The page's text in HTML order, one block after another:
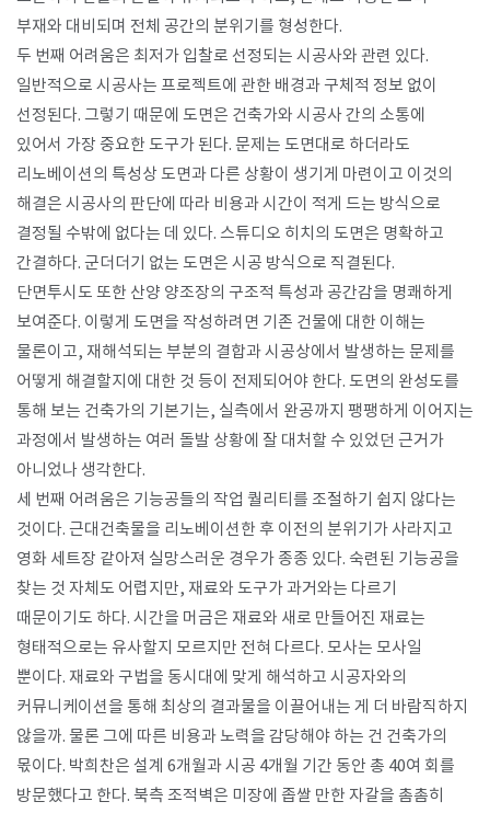
부재와 대비되며 전체 공간의 분위기를 형성한다.
두 번째 어려움은 최저가 입찰로 선정되는 시공사와 관련 있다.
일반적으로 시공사는 프로젝트에 관한 배경과 구체적 정보 없이
선정된다. 그렇기 때문에 도면은 건축가와 시공사 간의 소통에
있어서 가장 중요한 도구가 된다. 문제는 도면대로 하더라도
리노베이션의 특성상 도면과 다른 상황이 생기게 마련이고 이것의
해결은 시공사의 판단에 따라 비용과 시간이 적게 드는 방식으로
결정될 수밖에 없다는 데 있다. 스튜디오 히치의 도면은 명확하고
간결하다. 군더더기 없는 도면은 시공 방식으로 직결된다.
단면투시도 또한 산양 양조장의 구조적 특성과 공간감을 명쾌하게
보여준다. 이렇게 도면을 작성하려면 기존 건물에 대한 이해는
물론이고, 재해석되는 부분의 결합과 시공상에서 발생하는 문제를
어떻게 해결할지에 대한 것 등이 전제되어야 한다. 도면의 완성도를
통해 보는 건축가의 기본기는, 실측에서 완공까지 팽팽하게 이어지는
과정에서 발생하는 여러 돌발 상황에 잘 대처할 수 있었던 근거가
아니었나 생각한다.
세 번째 어려움은 기능공들의 작업 퀄리티를 조절하기 쉽지 않다는
것이다. 근대건축물을 리노베이션한 후 이전의 분위기가 사라지고
영화 세트장 같아져 실망스러운 경우가 종종 있다. 숙련된 기능공을
찾는 것 자체도 어렵지만, 재료와 도구가 과거와는 다르기
때문이기도 하다. 시간을 머금은 재료와 새로 만들어진 재료는
형태적으로는 유사할지 모르지만 전혀 다르다. 모사는 모사일
뿐이다. 재료와 구법을 동시대에 맞게 해석하고 시공자와의
커뮤니케이션을 통해 최상의 결과물을 이끌어내는 게 더 바람직하지
않을까. 물론 그에 따른 비용과 노력을 감당해야 하는 건 건축가의
몫이다. 박희찬은 설계 6개월과 시공 4개월 기간 동안 총 40여 회를
방문했다고 한다. 북측 조적벽은 미장에 좁쌀 만한 자갈을 촘촘히